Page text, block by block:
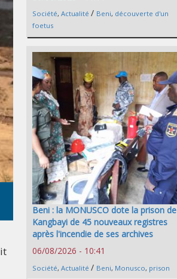
Société, Actualité / Beni, découverte d'un
foetus
Beni : la MONUSCO dote la prison de
Kangbayi de 45 nouveaux registres
après l'incendie de ses archives
06/08/2026 - 10:41
Société, Actualité / Beni, Monusco, prison